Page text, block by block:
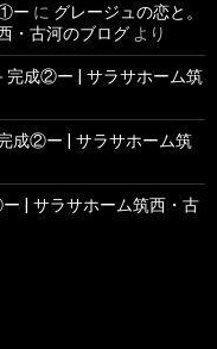
ー に グレージュの恋と。
・古河のブログ より
完成②ー | サラサホーム筑
成②ー | サラサホーム筑
| サラサホーム筑西・古